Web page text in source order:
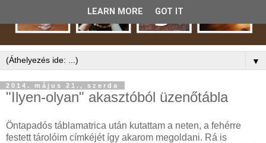
▼
2014. május 21., szerda
"Ilyen-olyan" akasztóból üzenőtábla
Öntapadós táblamatrica után kutattam a neten, a fehérre
festett tárolóim címkéjét így akarom megoldani. Rá is
LEARN MORE GOT IT